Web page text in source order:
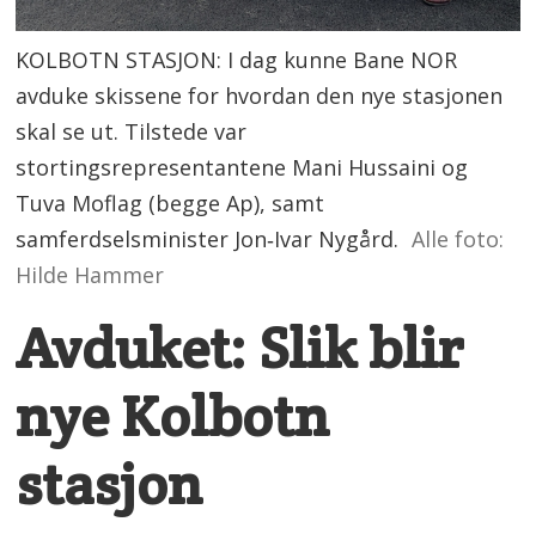
KOLBOTN STASJON: I dag kunne Bane NOR
avduke skissene for hvordan den nye stasjonen
skal se ut. Tilstede var
stortingsrepresentantene Mani Hussaini og
Tuva Moflag (begge Ap), samt
samferdselsminister Jon‑Ivar Nygård. Alle foto:
Hilde Hammer
Avduket: Slik blir
nye Kolbotn
stasjon